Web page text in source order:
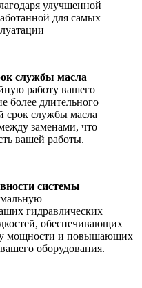
улучшенной
для самых
службы масла
работу вашего
более длительного
срок службы масла
заменами, что
вашей работы.
системы
гидравлических
обеспечивающих
мощности и повышающих
оборудования.